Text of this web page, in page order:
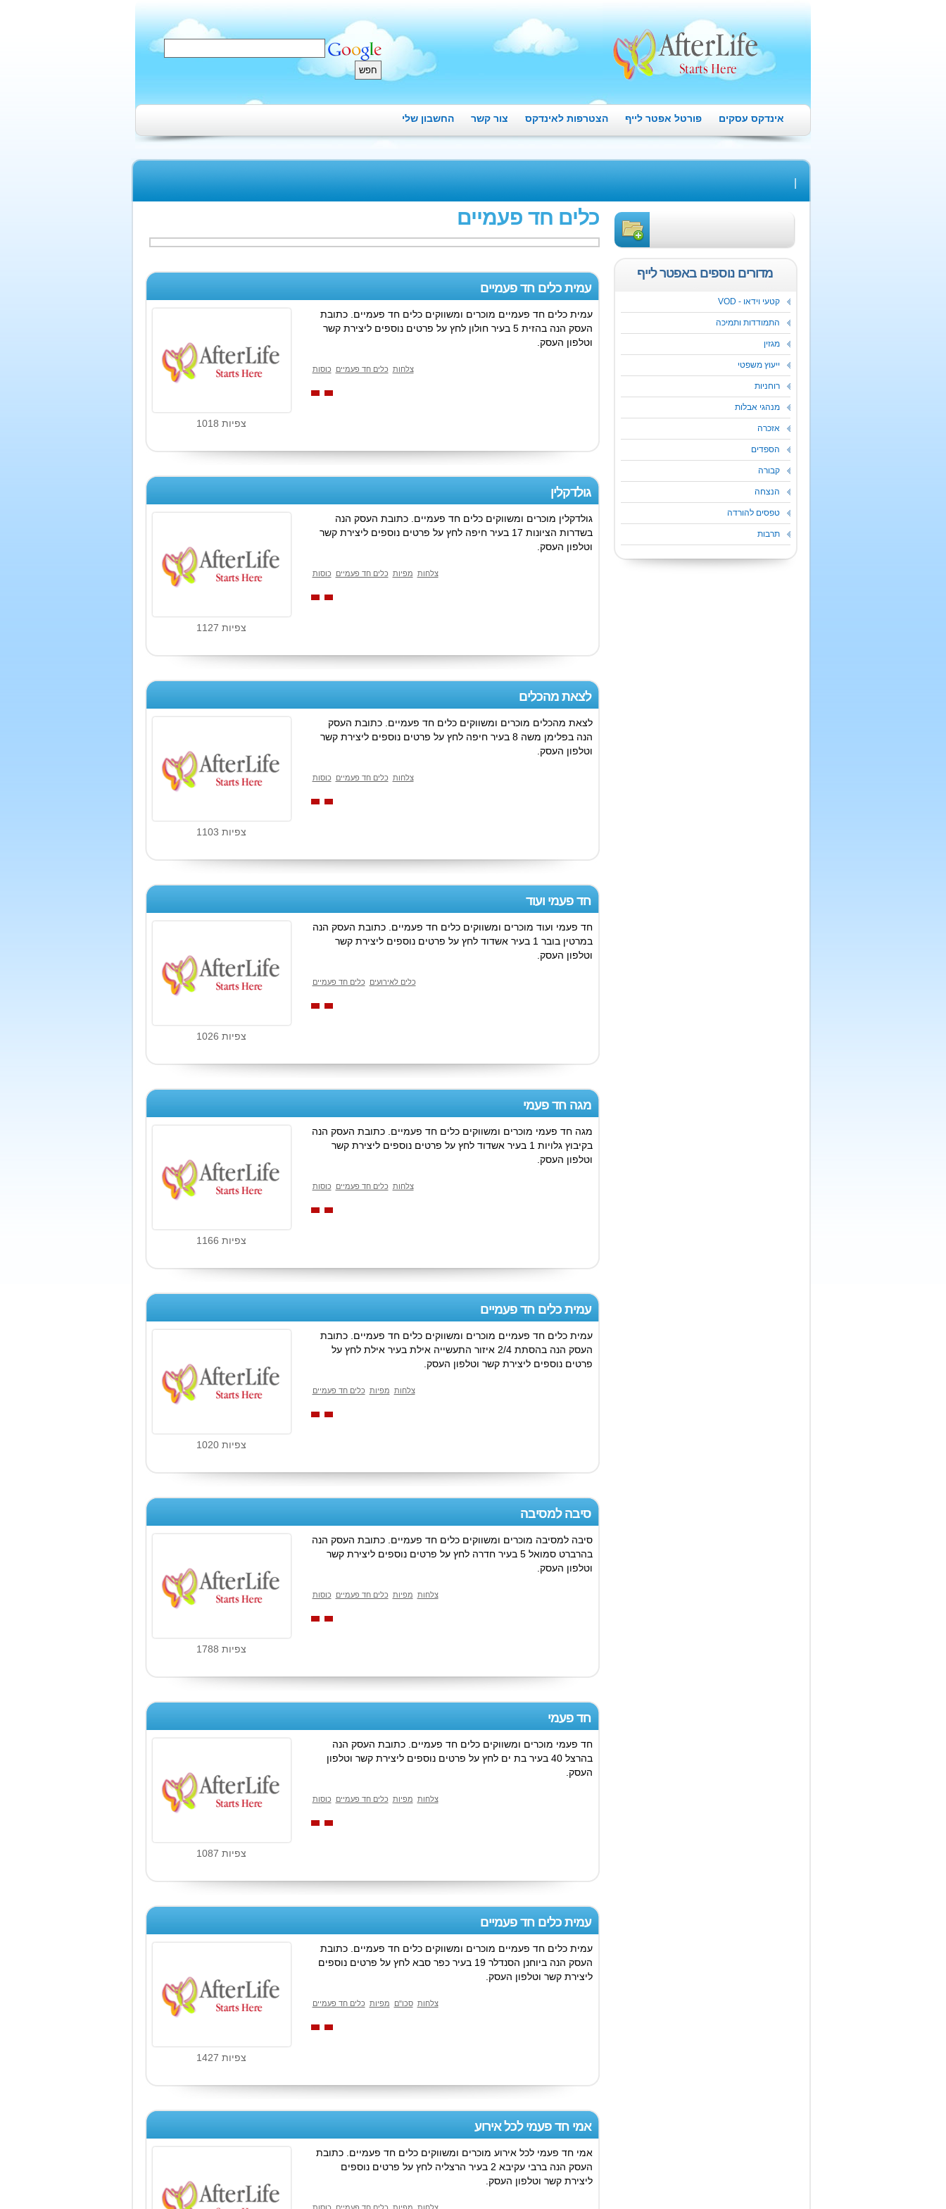
אינדקס עסקים פורטל אפטר לייף הצטרפות לאינדקס צור קשר החשבון שלי
כלים חד פעמיים
עמית כלים חד פעמיים
צפיות 1018
עמית כלים חד פעמיים מוכרים ומשווקים כלים חד פעמיים. כתובת
העסק הנה בהזית 5 בעיר חולון לחץ על פרטים נוספים ליצירת קשר
וטלפון העסק.
כוסות כלים חד פעמיים צלחות
גולדקלין
צפיות 1127
גולדקלין מוכרים ומשווקים כלים חד פעמיים. כתובת העסק הנה
בשדרות הציונות 17 בעיר חיפה לחץ על פרטים נוספים ליצירת קשר
וטלפון העסק.
כוסות כלים חד פעמיים מפיות צלחות
לצאת מהכלים
צפיות 1103
לצאת מהכלים מוכרים ומשווקים כלים חד פעמיים. כתובת העסק
הנה בפלימן משה 8 בעיר חיפה לחץ על פרטים נוספים ליצירת קשר
וטלפון העסק.
כוסות כלים חד פעמיים צלחות
חד פעמי ועוד
צפיות 1026
חד פעמי ועוד מוכרים ומשווקים כלים חד פעמיים. כתובת העסק הנה
במרטין בובר 1 בעיר אשדוד לחץ על פרטים נוספים ליצירת קשר
וטלפון העסק.
כלים חד פעמיים כלים לאירועים
מגה חד פעמי
צפיות 1166
מגה חד פעמי מוכרים ומשווקים כלים חד פעמיים. כתובת העסק הנה
בקיבוץ גלויות 1 בעיר אשדוד לחץ על פרטים נוספים ליצירת קשר
וטלפון העסק.
כוסות כלים חד פעמיים צלחות
עמית כלים חד פעמיים
צפיות 1020
עמית כלים חד פעמיים מוכרים ומשווקים כלים חד פעמיים. כתובת
העסק הנה בהסתת 2/4 איזור התעשייה אילת בעיר אילת לחץ על
פרטים נוספים ליצירת קשר וטלפון העסק.
כלים חד פעמיים מפיות צלחות
סיבה למסיבה
צפיות 1788
סיבה למסיבה מוכרים ומשווקים כלים חד פעמיים. כתובת העסק הנה
בהרברט סמואל 5 בעיר חדרה לחץ על פרטים נוספים ליצירת קשר
וטלפון העסק.
כוסות כלים חד פעמיים מפיות צלחות
חד פעמי
צפיות 1087
חד פעמי מוכרים ומשווקים כלים חד פעמיים. כתובת העסק הנה
בהרצל 40 בעיר בת ים לחץ על פרטים נוספים ליצירת קשר וטלפון
העסק.
כוסות כלים חד פעמיים מפיות צלחות
עמית כלים חד פעמיים
צפיות 1427
עמית כלים חד פעמיים מוכרים ומשווקים כלים חד פעמיים. כתובת
העסק הנה ביוחנן הסנדלר 19 בעיר כפר סבא לחץ על פרטים נוספים
ליצירת קשר וטלפון העסק.
כלים חד פעמיים מפיות סכו"ם צלחות
אמי חד פעמי לכל אירוע
אמי חד פעמי לכל אירוע מוכרים ומשווקים כלים חד פעמיים. כתובת
העסק הנה ברבי עקיבא 2 בעיר הרצליה לחץ על פרטים נוספים
ליצירת קשר וטלפון העסק.
מדורים נוספים באפטר לייף
קטעי וידאו - VOD
התמודדות ותמיכה
מגזין
ייעוץ משפטי
רוחניות
מנהגי אבלות
אזכרה
הספדים
קבורה
הנצחה
טפסים להורדה
תרבות